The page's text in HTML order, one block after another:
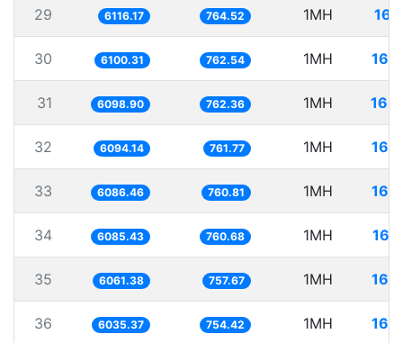
29 6116.17 764.52 1MH
30 6100.31 762.54 1MH
31 6098.90 762.36 1MH
32 6094.14 761.77 1MH
33 6086.46 760.81 1MH
34 6085.43 760.68 1MH
35 6061.38 757.67 1MH
36 6035.37 754.42 1MH